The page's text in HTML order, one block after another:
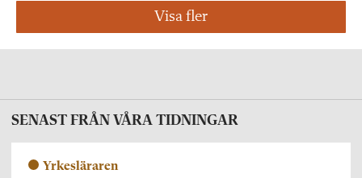
Visa fler
SENAST FRÅN VÅRA TIDNINGAR
Yrkesläraren